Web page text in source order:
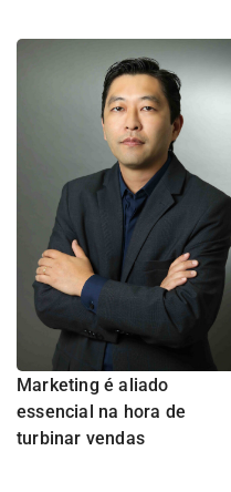
Marketing é aliado
essencial na hora de
turbinar vendas